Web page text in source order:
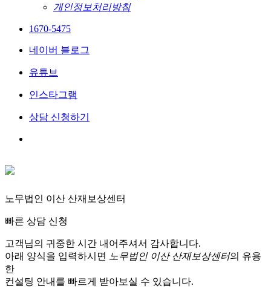
개인정보처리방침
1670-5475
네이버 블로그
유튜브
인스타그램
상담 신청하기
노무법인 이산 산재보상센터
빠른 상담 신청
고객님의 귀중한 시간 내어주셔서 감사합니다.
아래 양식을 입력하시면
노무법인 이산 산재보상센터의 유용
한
컨설팅 안내를 빠르게 받아보실 수 있습니다.